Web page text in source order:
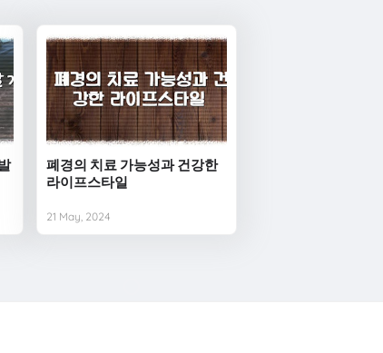
폐경의 치료 가능성과 건강한
라이프스타일
21 May, 2024